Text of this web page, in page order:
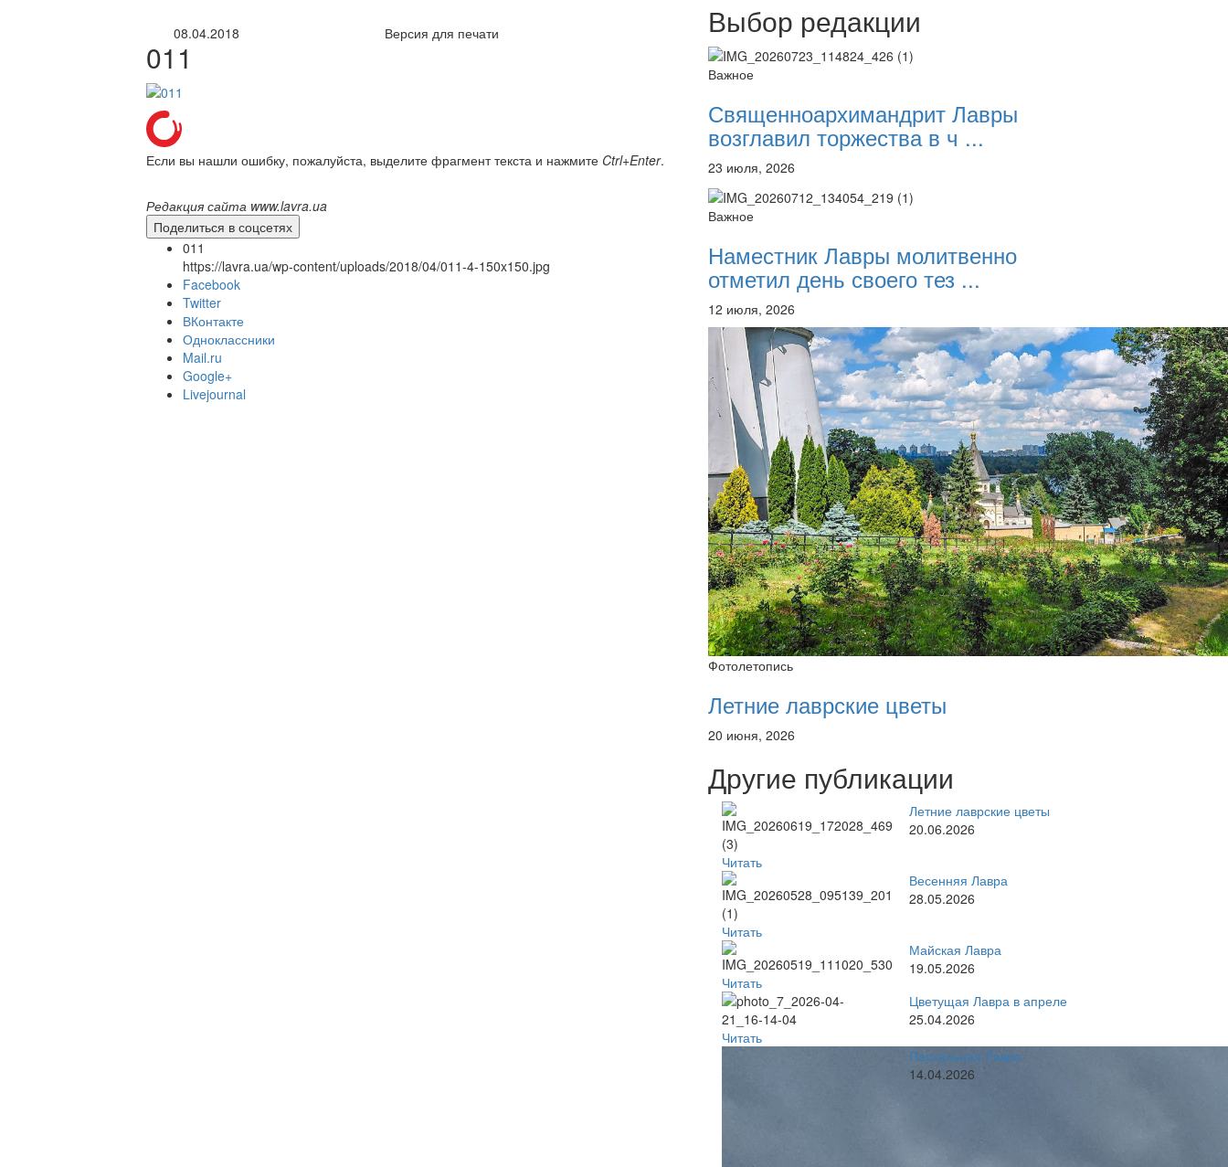
Онлайн трансляции
12 сентября 2015
12 сентября 2015Название трансляции
12 сентября 2015
12 сентября 2015Название трансляции
12 сентября 2015Название трансляции
Название трансляции
12 сентября 2015Название трансляции
Перейти к архиву
08.04.2018 Версия для печати
011
Если вы нашли ошибку, пожалуйста, выделите фрагмент текста и нажмите Ctrl+Enter.
Редакция сайта www.lavra.ua
Поделиться в соцсетях
011
https://lavra.ua/wp-content/uploads/2018/04/011-4-150x150.jpg
Facebook
Twitter
ВКонтакте
Одноклассники
Mail.ru
Google+
Livejournal
Выбор редакции
Важное
Священноархимандрит Лавры
возглавил торжества в ч ...
23 июля, 2026
Важное
Наместник Лавры молитвенно
отметил день своего тез ...
12 июля, 2026
Фотолетопись
Летние лаврские цветы
20 июня, 2026
Другие публикации
Читать
Летние лаврские цветы
20.06.2026
Читать
Весенняя Лавра
28.05.2026
Читать
Майская Лавра
19.05.2026
Читать
Цветущая Лавра в апреле
25.04.2026
Пасхальная Лавра
14.04.2026